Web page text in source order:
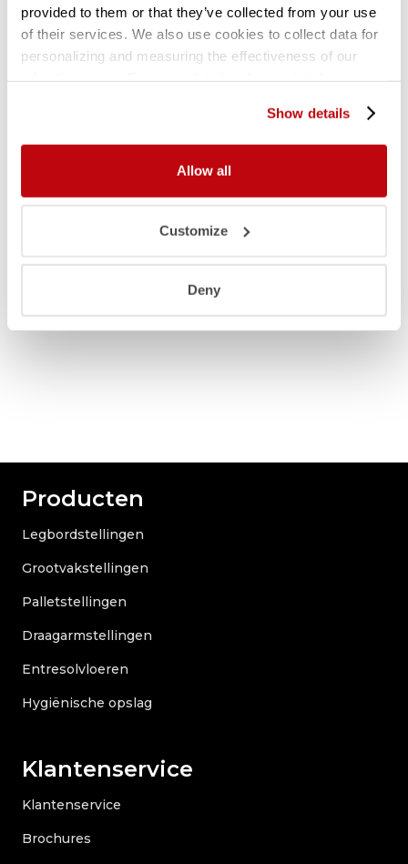
provided to them or that they’ve collected from your use
of their services. We also use cookies to collect data for
personalizing and measuring the effectiveness of our
Show details
Allow all
Customize
Deny
Gebruikte legbordstelling H3028 x D320 |
Producten
Legbordstellingen
Grootvakstellingen
Palletstellingen
Draagarmstellingen
Entresolvloeren
Hygiënische opslag
Klantenservice
Klantenservice
Brochures